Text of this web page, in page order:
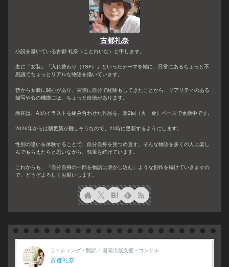
古都礼奈
小説を書いている古都 礼奈（ことれいな）と申します。
主に「女装」「入れ替わり（TSF）」といったテーマを軸に、日常にあるちょっと不
思議でちょっとリアルな物語を描いています。
昔から女装に関心があり、実際に自分で経験もしてきたことから、リアリティのある
描写や心の機微には、ちょっと自信があります。
現在は、AIのイラストを組み合わせた作品を、週2回（火・金）ペースで更新中です。
2026年からは朝更新が難しそうなので、21時に更新するようにします。
性別の違いを体験することで、自分自身を見つめ直す。そんな物語を多くの人に楽し
んでもらえたらと思いながら、執筆を続けています。
これからも、「自分自身の一部を物語に溶かし込む」ような創作を続けていきますの
で、どうぞよろしくお願いします。